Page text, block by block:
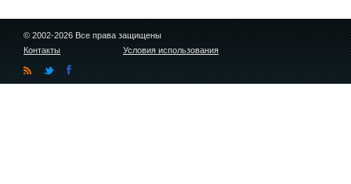
© 2002-2026 Все права защищены
Контакты
Условия использования